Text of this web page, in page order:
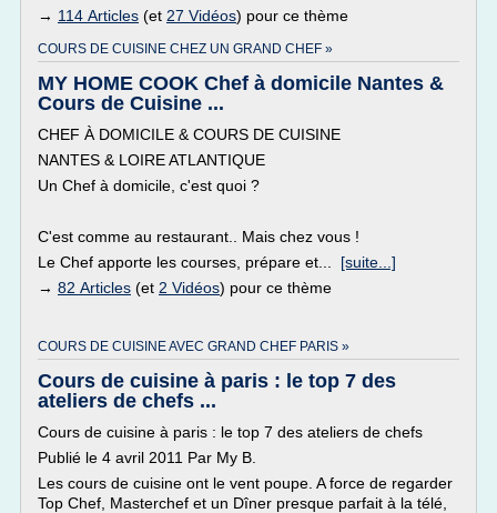
→ 114 Articles (et 27 Vidéos) pour ce thème
COURS DE CUISINE CHEZ UN GRAND CHEF »
MY HOME COOK Chef à domicile Nantes &
Cours de Cuisine ...
CHEF À DOMICILE & COURS DE CUISINE
NANTES & LOIRE ATLANTIQUE
Un Chef à domicile, c'est quoi ?
C'est comme au restaurant.. Mais chez vous !
Le Chef apporte les courses, prépare et... [suite...]
→ 82 Articles (et 2 Vidéos) pour ce thème
COURS DE CUISINE AVEC GRAND CHEF PARIS »
Cours de cuisine à paris : le top 7 des
ateliers de chefs ...
Cours de cuisine à paris : le top 7 des ateliers de chefs
Publié le 4 avril 2011 Par My B.
Les cours de cuisine ont le vent poupe. A force de regarder
Top Chef, Masterchef et un Dîner presque parfait à la télé,